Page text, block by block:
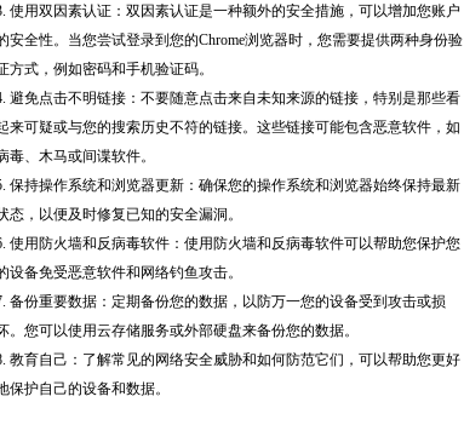
使用双因素认证：双因素认证是一种额外的安全措施，可以增加您账户
安全性。当您尝试登录到您的Chrome浏览器时，您需要提供两种身份验
方式，例如密码和手机验证码。
避免点击不明链接：不要随意点击来自未知来源的链接，特别是那些看
来可疑或与您的搜索历史不符的链接。这些链接可能包含恶意软件，如
毒、木马或间谍软件。
保持操作系统和浏览器更新：确保您的操作系统和浏览器始终保持最新
态，以便及时修复已知的安全漏洞。
使用防火墙和反病毒软件：使用防火墙和反病毒软件可以帮助您保护您
设备免受恶意软件和网络钓鱼攻击。
备份重要数据：定期备份您的数据，以防万一您的设备受到攻击或损
。您可以使用云存储服务或外部硬盘来备份您的数据。
教育自己：了解常见的网络安全威胁和如何防范它们，可以帮助您更好
保护自己的设备和数据。